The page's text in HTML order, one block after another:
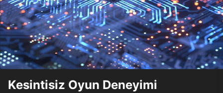
Kesintisiz Oyun Deneyimi